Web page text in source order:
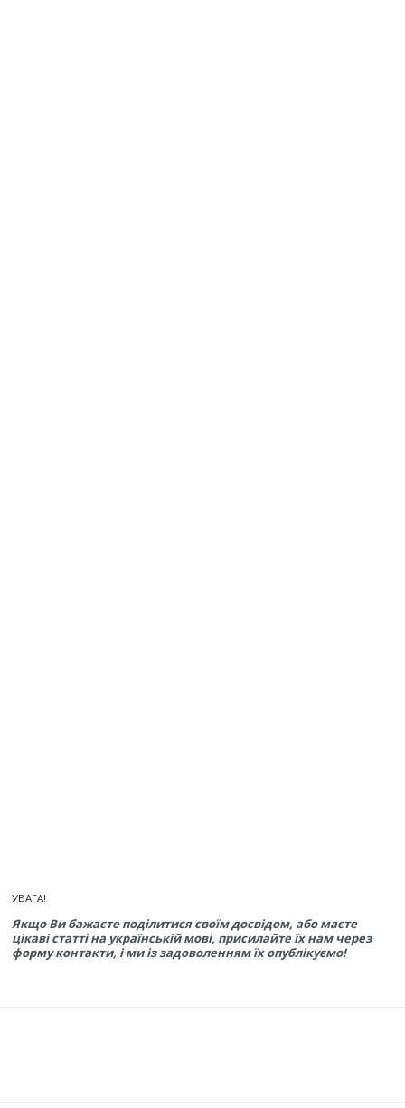
УВАГА!
Якщо Ви бажаєте поділитися своїм досвідом, або маєте
цікаві статті на українській мові, присилайте їх нам через
форму контакти, і ми із задоволенням їх опублікуємо!